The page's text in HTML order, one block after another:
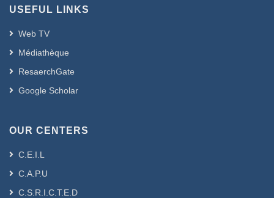
USEFUL LINKS
Web TV
Médiathèque
ResaerchGate
Google Scholar
OUR CENTERS
C.E.I.L
C.A.P.U
C.S.R.I.C.T.E.D